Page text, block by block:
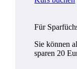
Für
Sie können
sparen 20